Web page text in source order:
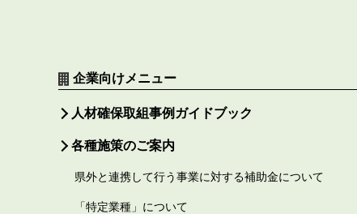
企業向けメニュー
人材確保取組事例ガイドブック
各種施策のご案内
県外と連携して行う事業に対する補助金について
「特定業種」について